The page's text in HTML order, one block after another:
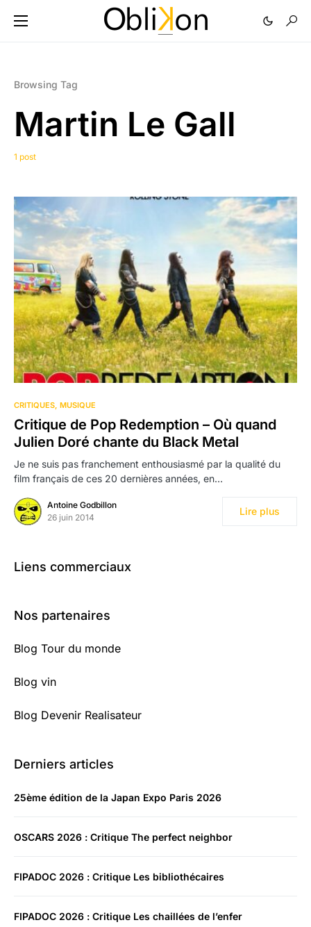
Browsing Tag
Martin Le Gall
1 post
CRITIQUES MUSIQUE
Critique de Pop Redemption – Où quand
Julien Doré chante du Black Metal
Je ne suis pas franchement enthousiasmé par la qualité du
film français de ces 20 dernières années, en…
Antoine Godbillon
26 juin 2014
Lire plus
Liens commerciaux
Nos partenaires
Blog Tour du monde
Blog vin
Blog Devenir Realisateur
Derniers articles
25ème édition de la Japan Expo Paris 2026
OSCARS 2026 : Critique The perfect neighbor
FIPADOC 2026 : Critique Les bibliothécaires
FIPADOC 2026 : Critique Les chaillées de l’enfer